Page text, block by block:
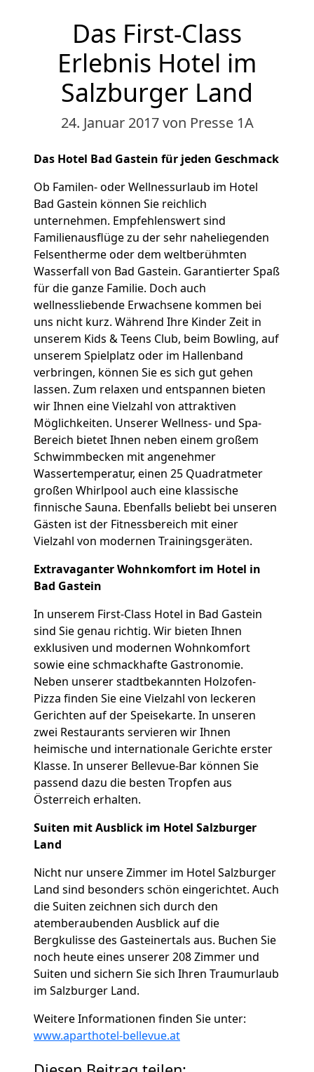
Das First-Class
Erlebnis Hotel im
Salzburger Land
24. Januar 2017von Presse 1A
Das Hotel Bad Gastein für jeden Geschmack
Ob Familen- oder Wellnessurlaub im Hotel
Bad Gastein können Sie reichlich
unternehmen. Empfehlenswert sind
Familienausflüge zu der sehr naheliegenden
Felsentherme oder dem weltberühmten
Wasserfall von Bad Gastein. Garantierter Spaß
für die ganze Familie. Doch auch
wellnessliebende Erwachsene kommen bei
uns nicht kurz. Während Ihre Kinder Zeit in
unserem Kids & Teens Club, beim Bowling, auf
unserem Spielplatz oder im Hallenband
verbringen, können Sie es sich gut gehen
lassen. Zum relaxen und entspannen bieten
wir Ihnen eine Vielzahl von attraktiven
Möglichkeiten. Unserer Wellness- und Spa-
Bereich bietet Ihnen neben einem großem
Schwimmbecken mit angenehmer
Wassertemperatur, einen 25 Quadratmeter
großen Whirlpool auch eine klassische
finnische Sauna. Ebenfalls beliebt bei unseren
Gästen ist der Fitnessbereich mit einer
Vielzahl von modernen Trainingsgeräten.
Extravaganter Wohnkomfort im Hotel in
Bad Gastein
In unserem First-Class Hotel in Bad Gastein
sind Sie genau richtig. Wir bieten Ihnen
exklusiven und modernen Wohnkomfort
sowie eine schmackhafte Gastronomie.
Neben unserer stadtbekannten Holzofen-
Pizza finden Sie eine Vielzahl von leckeren
Gerichten auf der Speisekarte. In unseren
zwei Restaurants servieren wir Ihnen
heimische und internationale Gerichte erster
Klasse. In unserer Bellevue-Bar können Sie
passend dazu die besten Tropfen aus
Österreich erhalten.
Suiten mit Ausblick im Hotel Salzburger
Land
Nicht nur unsere Zimmer im Hotel Salzburger
Land sind besonders schön eingerichtet. Auch
die Suiten zeichnen sich durch den
atemberaubenden Ausblick auf die
Bergkulisse des Gasteinertals aus. Buchen Sie
noch heute eines unserer 208 Zimmer und
Suiten und sichern Sie sich Ihren Traumurlaub
im Salzburger Land.
Weitere Informationen finden Sie unter:
www.aparthotel-bellevue.at